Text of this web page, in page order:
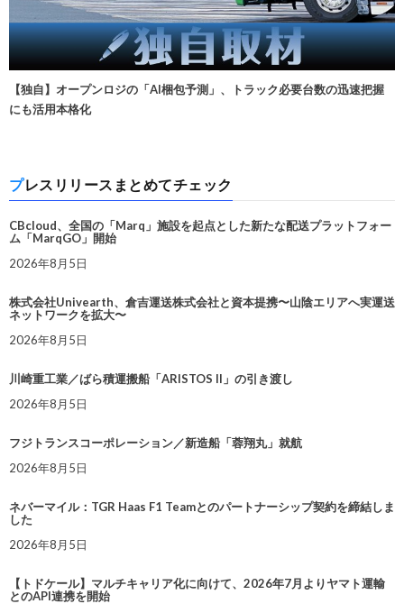
【独自】オープンロジの「AI梱包予測」、トラック必要台数の迅速把握
にも活用本格化
プレスリリースまとめてチェック
CBcloud、全国の「Marq」施設を起点とした新たな配送プラットフォー
ム「MarqGO」開始
2026年8月5日
株式会社Univearth、倉吉運送株式会社と資本提携〜山陰エリアへ実運送
ネットワークを拡大〜
2026年8月5日
川崎重工業／ばら積運搬船「ARISTOS II」の引き渡し
2026年8月5日
フジトランスコーポレーション／新造船「蓉翔丸」就航
2026年8月5日
ネバーマイル：TGR Haas F1 Teamとのパートナーシップ契約を締結しま
した
2026年8月5日
【トドケール】マルチキャリア化に向けて、2026年7月よりヤマト運輸
とのAPI連携を開始